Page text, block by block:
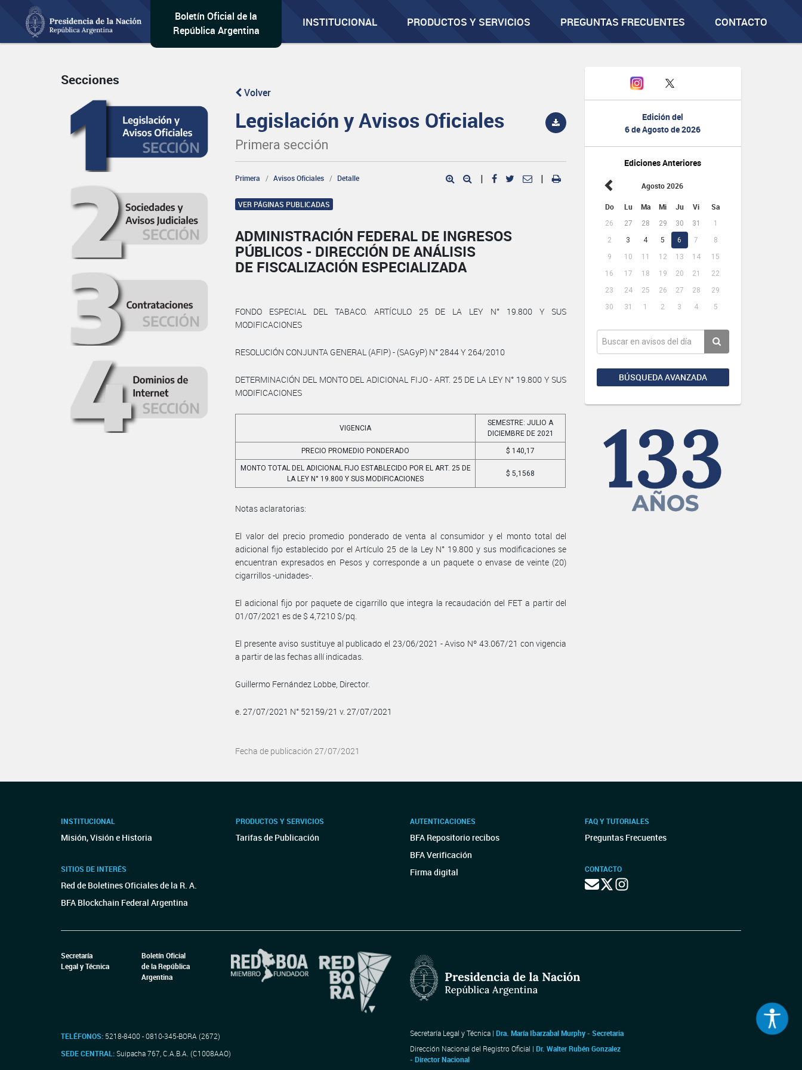
Boletín Oficial de la
República Argentina
INSTITUCIONAL PRODUCTOS Y SERVICIOS PREGUNTAS FRECUENTES CONTACTO
Edición del
6 de Agosto de 2026
Ediciones Anteriores
Agosto 2026
Do Lu Ma Mi Ju Vi Sa
26 27 28 29 30 31
1
2
3 4 5 6 7
8
9
10 11 12 13 14
15
16
17 18 19 20 21
22
23
24 25 26 27 28
29
30
31 1 2 3 4 5
BÚSQUEDA AVANZADA
Secciones
Volver
Legislación y Avisos Oficiales
Primera sección
Primera Avisos Oficiales Detalle | |
VER PÁGINAS PUBLICADAS
ADMINISTRACIÓN FEDERAL DE INGRESOS
PÚBLICOS - DIRECCIÓN DE ANÁLISIS
DE FISCALIZACIÓN ESPECIALIZADA
FONDO ESPECIAL DEL TABACO. ARTÍCULO 25 DE LA LEY N° 19.800 Y SUS
MODIFICACIONES
RESOLUCIÓN CONJUNTA GENERAL (AFIP) - (SAGyP) N° 2844 Y 264/2010
DETERMINACIÓN DEL MONTO DEL ADICIONAL FIJO - ART. 25 DE LA LEY N° 19.800 Y SUS
MODIFICACIONES
VIGENCIA
SEMESTRE: JULIO A
DICIEMBRE DE 2021
PRECIO PROMEDIO PONDERADO $ 140,17
MONTO TOTAL DEL ADICIONAL FIJO ESTABLECIDO POR EL ART. 25 DE
LA LEY N° 19.800 Y SUS MODIFICACIONES
$ 5,1568
Notas aclaratorias:
El valor del precio promedio ponderado de venta al consumidor y el monto total del
adicional fijo establecido por el Artículo 25 de la Ley N° 19.800 y sus modificaciones se
encuentran expresados en Pesos y corresponde a un paquete o envase de veinte (20)
cigarrillos -unidades-.
El adicional fijo por paquete de cigarrillo que integra la recaudación del FET a partir del
01/07/2021 es de $ 4,7210 $/pq.
El presente aviso sustituye al publicado el 23/06/2021 - Aviso Nº 43.067/21 con vigencia
a partir de las fechas allí indicadas.
Guillermo Fernández Lobbe, Director.
e. 27/07/2021 N° 52159/21 v. 27/07/2021
Fecha de publicación 27/07/2021
INSTITUCIONAL
Misión, Visión e Historia
SITIOS DE INTERÉS
Red de Boletines Oficiales de la R. A.
BFA Blockchain Federal Argentina
PRODUCTOS Y SERVICIOS
Tarifas de Publicación
AUTENTICACIONES
BFA Repositorio recibos
BFA Verificación
Firma digital
FAQ Y TUTORIALES
Preguntas Frecuentes
CONTACTO
Secretaría
Legal y Técnica
Boletín Oficial
de la República
Argentina
TELÉFONOS: 5218-8400 - 0810-345-BORA (2672)
SEDE CENTRAL:Suipacha 767, C.A.B.A. (C1008AAO)
Secretaría Legal y Técnica | Dra. María Ibarzabal Murphy - Secretaria
Dirección Nacional del Registro Oficial | Dr. Walter Rubén Gonzalez
- Director Nacional